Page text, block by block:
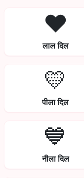
❤️
लाल दिल
💛
पीला दिल
💙
नीला दिल